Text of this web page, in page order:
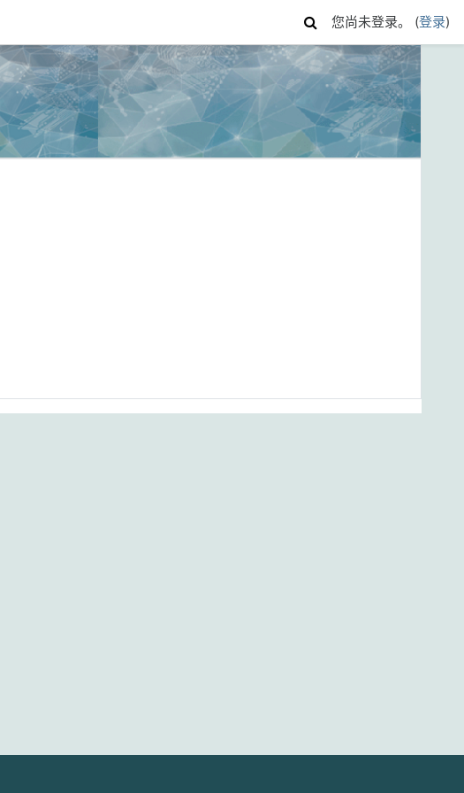
您尚未登录。 (登录)